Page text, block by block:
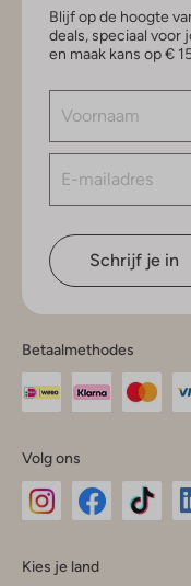
Blijf op de hoogte
deals, speciaal voor
en maak kans op €
Schrijf je in
Betaalmethodes
Volg ons
InstagramFacebook
Kies je land